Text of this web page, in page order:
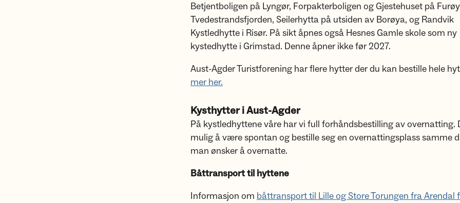
Betjentboligen på Lyngør, Forpakterboligen og Gjestehuset på
Tvedestrandsfjorden, Seilerhytta på utsiden av Borøya, og Randvik
Kystledhytte i Risør. På sikt åpnes også Hesnes Gamle skole som ny
kystedhytte i Grimstad. Denne åpner ikke før 2027.
Aust-Agder Turistforening har flere hytter der du kan bestille hele
mer her.
Kysthytter i Aust-Agder
På kystledhyttene våre har vi full forhåndsbestilling av overnatting.
mulig å være spontan og bestille seg en overnattingsplass samme
man ønsker å overnatte.
Båttransport til hyttene
Informasjon om båttransport til Lille og Store Torungen fra Arendal